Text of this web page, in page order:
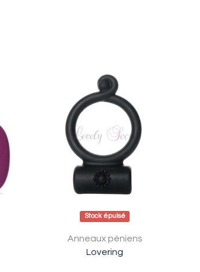
Stock épuisé
Anneaux péniens
Lovering